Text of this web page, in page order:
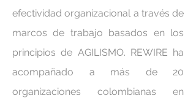
efectividad organizacional a través de
marcos de trabajo basados en los
principios de AGILISMO. REWIRE ha
acompañado a más de 20
organizaciones colombianas en